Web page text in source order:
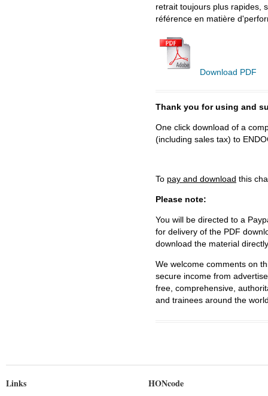
retrait toujours plus rapides,
référence en matière
Download PDF
Thank you for using and
One click download of a
(including sales tax) to
To pay and download this
Please note:
You will be directed to a
for delivery of the PDF
download the material
We welcome comments on
secure income from
free, comprehensive,
and trainees around the
Links HONcode